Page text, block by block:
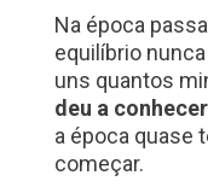
Na época
equilíbrio
uns quantos
deu a
a época quase
começar.